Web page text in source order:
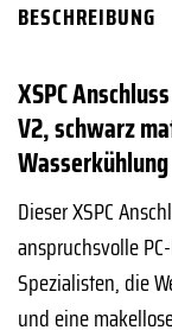
BESCHREIBUNG
XSPC
V2, schwarz
Wasserkühlung
Dieser XSPC
anspruchsvolle
Spezialisten, die
und eine